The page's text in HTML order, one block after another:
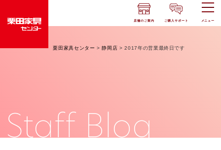
店舗のご案内 ご購入サポート メニュー
栗田家具センター >静岡店 >2017年の営業最終日です
Staff Blog